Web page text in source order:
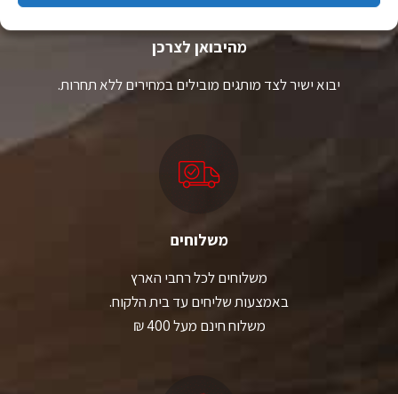
מהיבואן לצרכן
יבוא ישיר לצד מותגים מובילים במחירים ללא תחרות.
משלוחים
משלוחים לכל רחבי הארץ
באמצעות שליחים עד בית הלקוח.
משלוח חינם מעל 400 ₪